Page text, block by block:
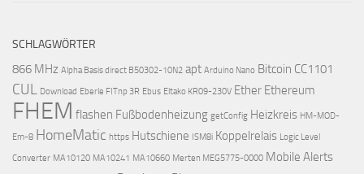
SCHLAGWÖRTER
866 MHz Alpha Basis direct B50302-10N2 apt Arduino Nano Bitcoin CC1101
CUL Download Eberle FITnp 3R Ebus Eltako KR09-230V Ether Ethereum
FHEM flashen Fußbodenheizung getConfig Heizkreis HM-MOD-
Em-8 HomeMatic https Hutschiene ISM8i Koppelrelais Logic Level
Converter MA10120 MA10241 MA10660 Merten MEG5775-0000 Mobile Alerts